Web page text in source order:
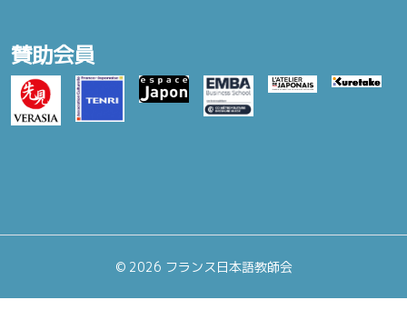
賛助会員
©2026 フランス日本語教師会